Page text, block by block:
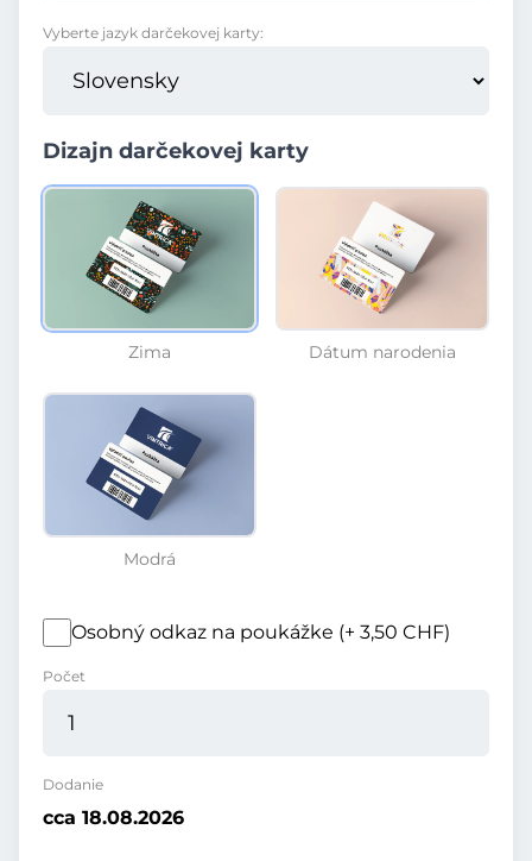
Vyberte jazyk darčekovej karty:
Dizajn darčekovej karty
Zima Dátum narodenia
Modrá
Osobný odkaz na poukážke (+ 3,50 CHF)
Počet
Dodanie
cca 18.08.2026